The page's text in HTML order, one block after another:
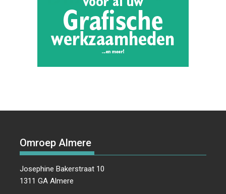
Omroep Almere
Josephine Bakerstraat 10
1311 GA Almere